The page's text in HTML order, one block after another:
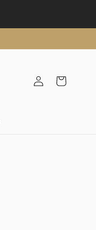
EinloggenWagen